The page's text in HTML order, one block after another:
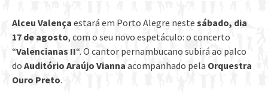
Alceu Valença estará em Porto Alegre neste sábado, dia
17 de agosto, com o seu novo espetáculo: o concerto
“Valencianas II“. O cantor pernambucano subirá ao palco
do Auditório Araújo Vianna acompanhado pela Orquestra
Ouro Preto.